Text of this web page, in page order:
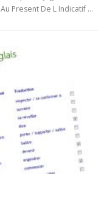
Present De L Indicatif …